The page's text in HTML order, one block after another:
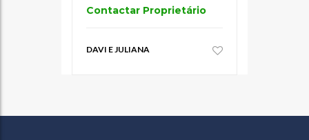
Contactar Proprietário
DAVI E JULIANA